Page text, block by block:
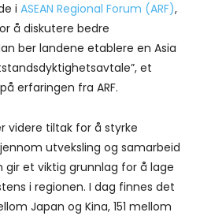
i ASEAN Regional Forum (ARF),
å diskutere bedre
ber landene etablere en Asia
et
erfaringen fra ARF.
videre tiltak for å styrke
utveksling og samarbeid
et viktig grunnlag for å lage
i regionen. I dag finnes det
Japan og Kina, 151 mellom